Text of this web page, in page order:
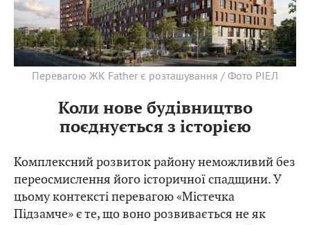
Перевагою ЖК Father є розташування / Фото РІЕЛ
Коли нове будівництво
поєднується з історією
Комплексний розвиток району неможливий без
переосмислення його історичної спадщини. У
цьому контексті перевагою «Містечка
Підзамче» є те, що воно розвивається не як